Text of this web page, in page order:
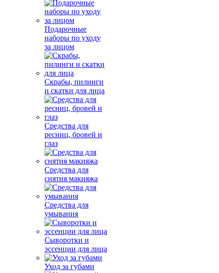
Подарочные
наборы по уходу
за лицом
Скрабы, пилинги
и скатки для лица
Средства для
ресниц, бровей и
глаз
Средства для
снятия макияжа
Средства для
умывания
Сыворотки и
эссенции для лица
Уход за губами